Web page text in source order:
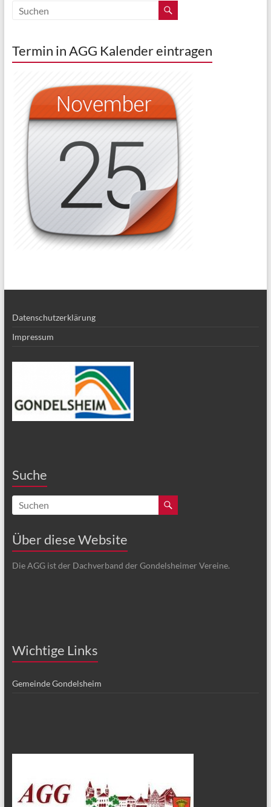
Termin in AGG Kalender eintragen
Datenschutzerklärung
Impressum
Suche
Über diese Website
Die AGG ist der Dachverband der Gondelsheimer Vereine.
Wichtige Links
Gemeinde Gondelsheim